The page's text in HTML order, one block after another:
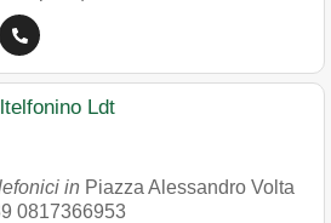
Ldt
in Piazza Alessandro Volta
0817366953